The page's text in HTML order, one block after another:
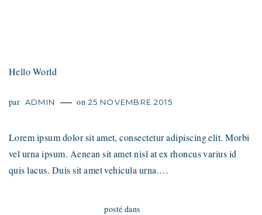
Hello World
par ADMIN on 25 NOVEMBRE 2015
Lorem ipsum dolor sit amet, consectetur adipiscing elit. Morbi
vel urna ipsum. Aenean sit amet nisl at ex rhoncus varius id
quis lacus. Duis sit amet vehicula urna.…
posté dans